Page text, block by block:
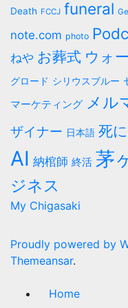
Death FCCJ funeral
note.com photo
ねや お葬式 ウォ
グロード シリウスブルー
マーケティング メル
ザイナー 日本語 死
AI 納棺師 終活 茅
ジネス
My Chigasaki
Proudly powered by
Themeansar.
Home